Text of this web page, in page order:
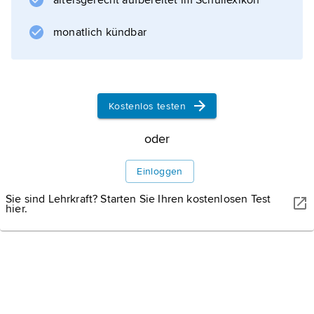
davon sind etwa 6 100
Informationen zum Artikel
monatlich kündbar
Kostenlos testen
oder
Einloggen
Sie sind Lehrkraft? Starten Sie Ihren kostenlosen Test
hier.